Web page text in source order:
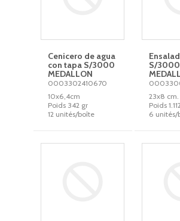
Cenicero de agua
con tapa S/3000
MEDALLON
0003302410670
10x6,4cm
Poids 342 gr
12 unités/boîte
S/3000
23x8
Poids
6 unités/